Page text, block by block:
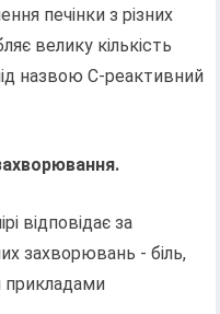
печінки з різних
велику кількість
назвою С-реактивний
відповідає за
захворювань - біль,
прикладами